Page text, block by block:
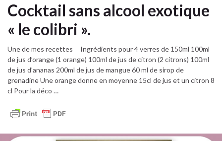
Cocktail sans alcool exotique
« le colibri ».
Une de mes recettes Ingrédients pour 4 verres de 150ml 100ml
de jus d’orange (1 orange) 100ml de jus de citron (2 citrons) 100ml
de jus d’ananas 200ml de jus de mangue 60 ml de sirop de
grenadine Une orange donne en moyenne 15cl de jus et un citron 8
cl Pour la déco …